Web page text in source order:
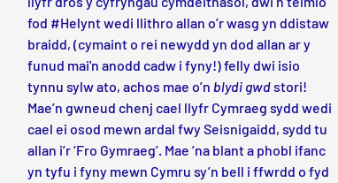
fod #Helynt wedi llithro allan o’r wasg yn ddistaw
braidd, (cymaint o rei newydd yn dod allan ar y
funud mai'n anodd cadw i fyny!) felly dwi isio
tynnu sylw ato, achos mae o’n blydi gwd stori!
Mae’n gwneud chenj cael llyfr Cymraeg sydd wedi
cael ei osod mewn ardal fwy Seisnigaidd, sydd tu
allan i’r ‘Fro Gymraeg’. Mae ’na blant a phobl ifanc
yn tyfu i fyny mewn Cymru sy’n bell i ffwrdd o fyd